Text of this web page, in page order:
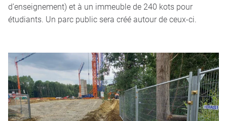
d’enseignement) et à un immeuble de 240 kots pour
étudiants. Un parc public sera créé autour de ceux-ci.